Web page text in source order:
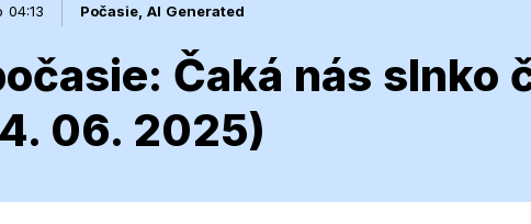
04:13 Počasie, AI Generated
Čaká nás slnko
06. 2025)
o 04:13
počasie: Čaká